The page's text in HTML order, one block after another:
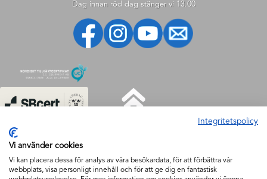
Dag innan röd dag stänger vi 13.00
Hjälp
Så handlar du
Integritetspolicy
Vi använder cookies
Vi kan placera dessa för analys av våra besökardata, för att förbättra vår
webbplats, visa personligt innehåll och för att ge dig en fantastisk